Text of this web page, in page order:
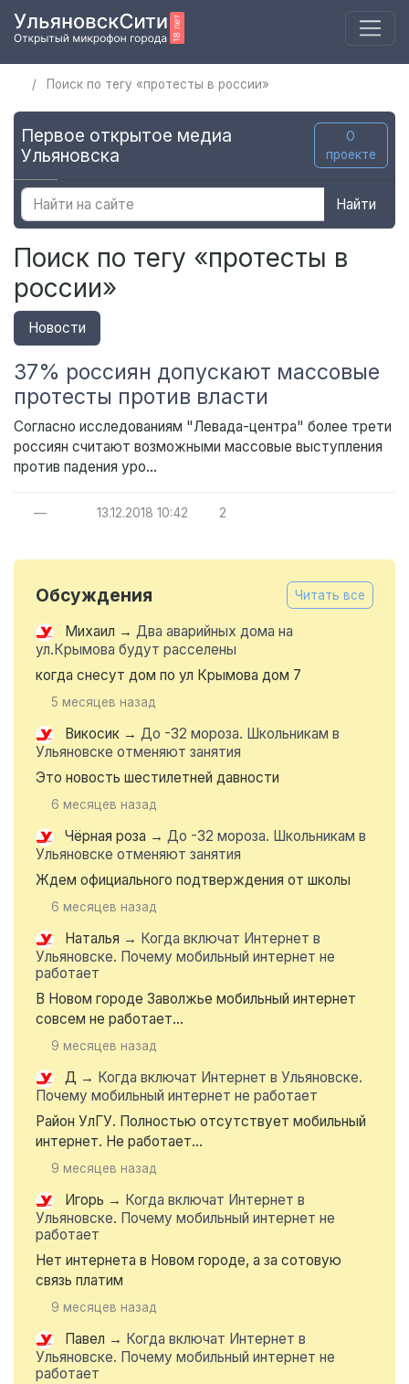
Поиск по тегу «протесты в россии»
Первое открытое медиа
Ульяновска
О
проекте
Найти
Поиск по тегу «протесты в
россии»
Новости
37% россиян допускают массовые
протесты против власти
Согласно исследованиям "Левада-центра" более трети
россиян считают возможными массовые выступления
против падения уро...
— 13.12.2018 10:42 2
Обсуждения Читать все
Михаил → Два аварийных дома на
ул.Крымова будут расселены
когда снесут дом по ул Крымова дом 7
5 месяцев назад
Викосик → До -32 мороза. Школьникам в
Ульяновске отменяют занятия
Это новость шестилетней давности
6 месяцев назад
Чёрная роза → До -32 мороза. Школьникам в
Ульяновске отменяют занятия
Ждем официального подтверждения от школы
6 месяцев назад
Наталья → Когда включат Интернет в
Ульяновске. Почему мобильный интернет не
работает
В Новом городе Заволжье мобильный интернет
совсем не работает...
9 месяцев назад
Д → Когда включат Интернет в Ульяновске.
Почему мобильный интернет не работает
Район УлГУ. Полностью отсутствует мобильный
интернет. Не работает...
9 месяцев назад
Игорь → Когда включат Интернет в
Ульяновске. Почему мобильный интернет не
работает
Нет интернета в Новом городе, а за сотовую
связь платим
9 месяцев назад
Павел → Когда включат Интернет в
Ульяновске. Почему мобильный интернет не
работает